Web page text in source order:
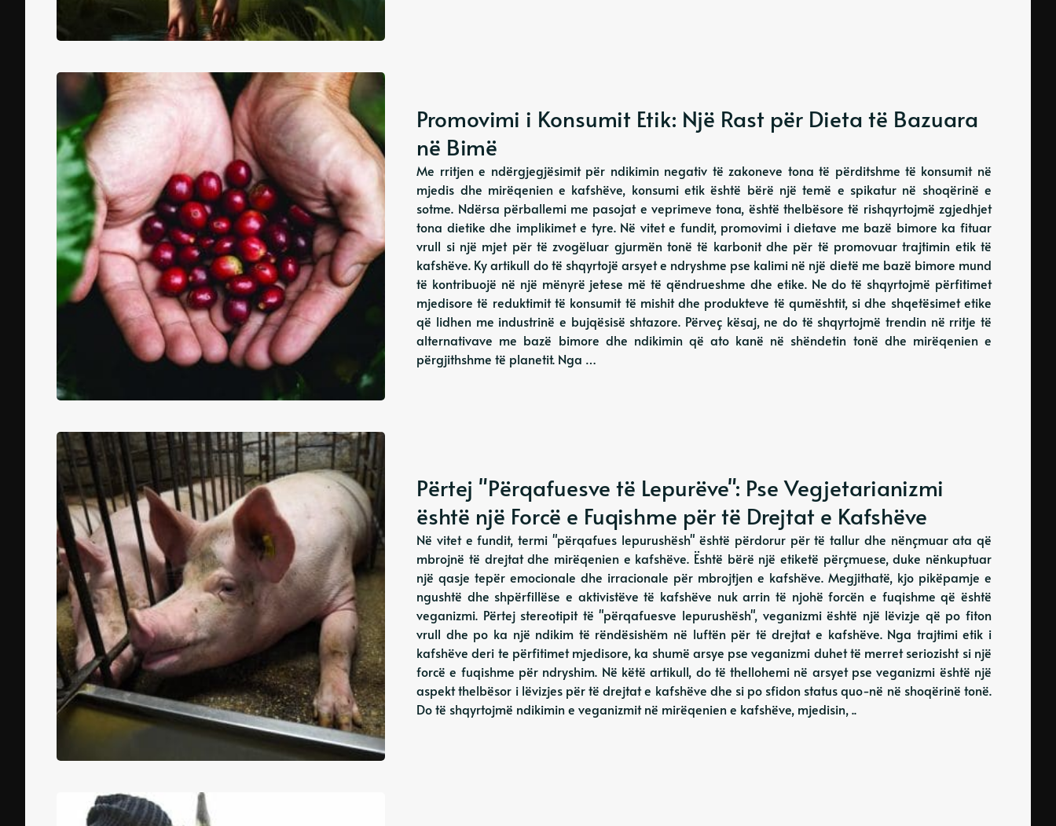
Promovimi i Konsumit Etik: Një Rast për Dieta të Bazuara
në Bimë
Me rritjen e ndërgjegjësimit për ndikimin negativ të zakoneve tona të përditshme të konsumit në
mjedis dhe mirëqenien e kafshëve, konsumi etik është bërë një temë e spikatur në shoqërinë e
sotme. Ndërsa përballemi me pasojat e veprimeve tona, është thelbësore të rishqyrtojmë zgjedhjet
tona dietike dhe implikimet e tyre. Në vitet e fundit, promovimi i dietave me bazë bimore ka fituar
vrull si një mjet për të zvogëluar gjurmën tonë të karbonit dhe për të promovuar trajtimin etik të
kafshëve. Ky artikull do të shqyrtojë arsyet e ndryshme pse kalimi në një dietë me bazë bimore mund
të kontribuojë në një mënyrë jetese më të qëndrueshme dhe etike. Ne do të shqyrtojmë përfitimet
mjedisore të reduktimit të konsumit të mishit dhe produkteve të qumështit, si dhe shqetësimet etike
që lidhen me industrinë e bujqësisë shtazore. Përveç kësaj, ne do të shqyrtojmë trendin në rritje të
alternativave me bazë bimore dhe ndikimin që ato kanë në shëndetin tonë dhe mirëqenien e
përgjithshme të planetit. Nga …
Përtej "Përqafuesve të Lepurëve": Pse Vegjetarianizmi
është një Forcë e Fuqishme për të Drejtat e Kafshëve
Në vitet e fundit, termi "përqafues lepurushësh" është përdorur për të tallur dhe nënçmuar ata që
mbrojnë të drejtat dhe mirëqenien e kafshëve. Është bërë një etiketë përçmuese, duke nënkuptuar
një qasje tepër emocionale dhe irracionale për mbrojtjen e kafshëve. Megjithatë, kjo pikëpamje e
ngushtë dhe shpërfillëse e aktivistëve të kafshëve nuk arrin të njohë forcën e fuqishme që është
veganizmi. Përtej stereotipit të "përqafuesve lepurushësh", veganizmi është një lëvizje që po fiton
vrull dhe po ka një ndikim të rëndësishëm në luftën për të drejtat e kafshëve. Nga trajtimi etik i
kafshëve deri te përfitimet mjedisore, ka shumë arsye pse veganizmi duhet të merret seriozisht si një
forcë e fuqishme për ndryshim. Në këtë artikull, do të thellohemi në arsyet pse veganizmi është një
aspekt thelbësor i lëvizjes për të drejtat e kafshëve dhe si po sfidon status quo-në në shoqërinë tonë.
Do të shqyrtojmë ndikimin e veganizmit në mirëqenien e kafshëve, mjedisin, ..